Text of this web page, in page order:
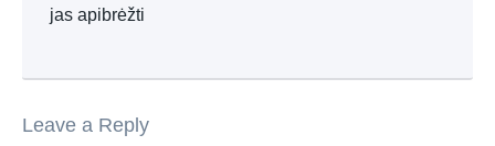
jas apibrėžti
Leave a Reply